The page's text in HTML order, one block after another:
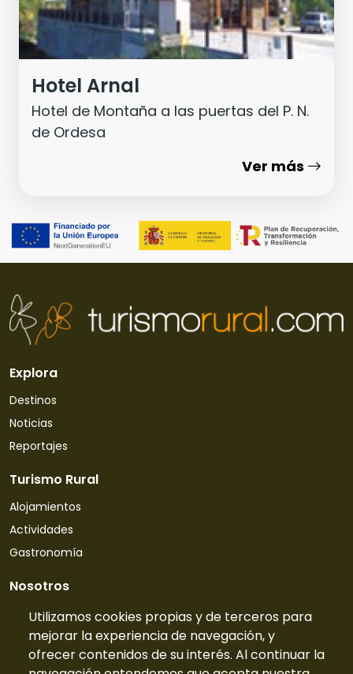
Hotel Arnal
Hotel de Montaña a las puertas del P. N.
de Ordesa
Ver más
Utilizamos cookies propias y de terceros para
mejorar la experiencia de navegación, y
ofrecer contenidos de su interés. Al continuar la
Explora
Destinos
Noticias
Reportajes
Turismo Rural
Alojamientos
Actividades
Gastronomía
Nosotros
Quiénes somos
Contacto
Tarifas